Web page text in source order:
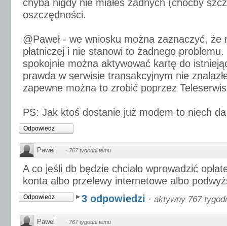
chyba nigdy nie miałeś żadnych (choćby
oszczędności.
@Paweł - we wniosku można zaznaczyć, że
płatniczej i nie stanowi to żadnego
spokojnie można aktywować kartę do
prawda w serwisie transakcyjnym nie
zapewne można to zrobić poprzez
PS: Jak ktoś dostanie już modem to niech
Odpowiedz
Pawel · 767 tygodni temu
A co jeśli db będzie chciało wprowadzić
konta albo przelewy internetowe albo
Odpowiedz 3 odpowiedzi · aktywny 767
Pawel · 767 tygodni temu